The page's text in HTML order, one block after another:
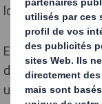
lors du tri des
En conséquence,
directives pour
une réévaluation